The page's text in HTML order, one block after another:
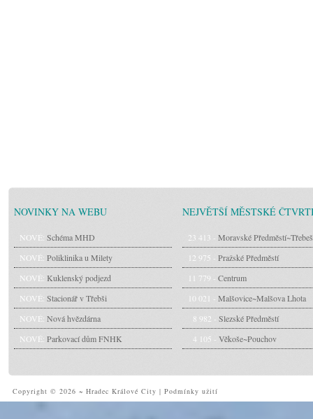
NOVINKY NA WEBU
NOVÉ: Schéma MHD
NOVÉ: Poliklinika u Milety
NOVÉ: Kuklenský podjezd
NOVÉ: Stacionář v Třebši
NOVÉ: Nová hvězdárna
NOVÉ: Parkovací dům FNHK
NEJVĚTŠÍ MĚSTSKÉ
23 413 - Moravské Předměstí~Třebeš
12 975 - Pražské Předměstí
11 779 - Centrum
10 021 - Malšovice~Malšova Lhota
8 982 - Slezské Předměstí
4 105 - Věkoše~Pouchov
Copyright © 2026 ~ Hradec Králové City | Podmínky užití